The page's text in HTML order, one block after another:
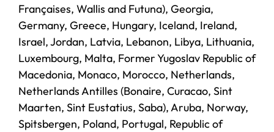
Françaises, Wallis and Futuna), Georgia,
Germany, Greece, Hungary, Iceland, Ireland,
Israel, Jordan, Latvia, Lebanon, Libya, Lithuania,
Luxembourg, Malta, Former Yugoslav Republic of
Macedonia, Monaco, Morocco, Netherlands,
Netherlands Antilles (Bonaire, Curacao, Sint
Maarten, Sint Eustatius, Saba), Aruba, Norway,
Spitsbergen, Poland, Portugal, Republic of